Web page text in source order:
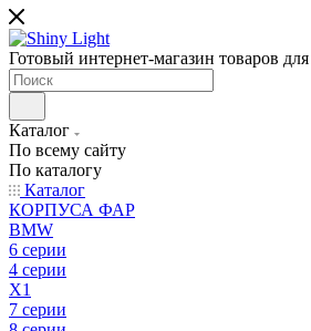
Готовый интернет-магазин товаров
Каталог
По всему сайту
По каталогу
Каталог
КОРПУСА ФАР
BMW
6 серии
4 серии
X1
7 серии